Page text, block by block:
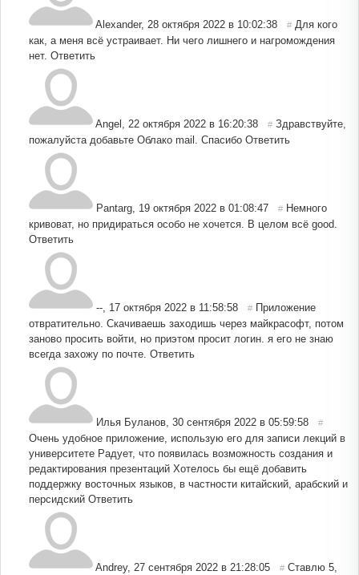
Alexander, 28 октября 2022 в 10:02:38 # Для кого
как, а меня всё устраивает. Ни чего лишнего и нагромождения
нет. Ответить
Angel , 22 октября 2022 в 16:20:38 # Здравствуйте,
пожалуйста добавьте Облако mail. Спасибо Ответить
Pantarg, 19 октября 2022 в 01:08:47 # Немного
кривоват, но придираться особо не хочется. В целом всё good.
Ответить
--, 17 октября 2022 в 11:58:58 # Приложение
отвратительно. Скачиваешь заходишь через майкрасофт, потом
заново просить войти, но приэтом просит логин. я его не знаю
всегда захожу по почте. Ответить
Илья Буланов, 30 сентября 2022 в 05:59:58 #
Очень удобное приложение, использую его для записи лекций в
университете Радует, что появилась возможность создания и
редактирования презентаций Хотелось бы ещё добавить
поддержку восточных языков, в частности китайский, арабский и
персидский Ответить
Andrey, 27 сентября 2022 в 21:28:05 # Ставлю 5,